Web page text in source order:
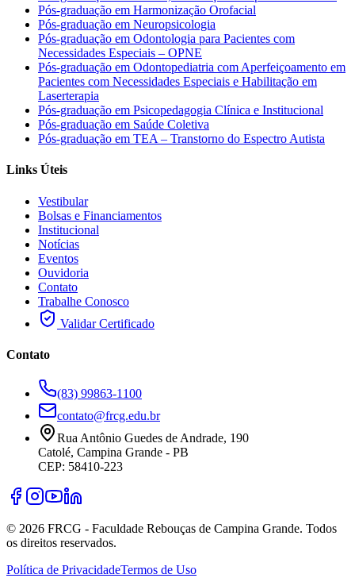
Pós-graduação em Harmonização Orofacial
Pós-graduação em Neuropsicologia
Pós-graduação em Odontologia para Pacientes com
Necessidades Especiais – OPNE
Pós-graduação em Odontopediatria com Aperfeiçoamento em
Pacientes com Necessidades Especiais e Habilitação em
Laserterapia
Pós-graduação em Psicopedagogia Clínica e Institucional
Pós-graduação em Saúde Coletiva
Pós-graduação em TEA – Transtorno do Espectro Autista
Links Úteis
Vestibular
Bolsas e Financiamentos
Institucional
Notícias
Eventos
Ouvidoria
Contato
Trabalhe Conosco
Validar Certificado
Contato
(83) 99863-1100
contato@frcg.edu.br
Rua Antônio Guedes de Andrade, 190
Catolé, Campina Grande - PB
CEP: 58410-223
© 2026 FRCG - Faculdade Rebouças de Campina Grande. Todos
os direitos reservados.
Política de PrivacidadeTermos de Uso